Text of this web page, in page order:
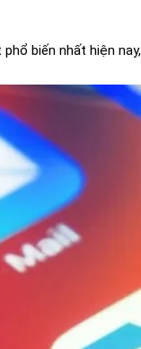
biến nhất hiện